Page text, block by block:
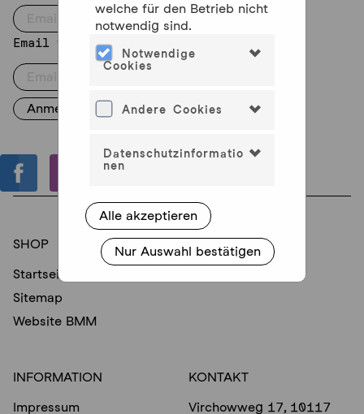
welche für den Betrieb nicht
notwendig sind.
Notwendige
Cookies
Andere Cookies
Datenschutzinformatio
nen
Alle akzeptieren
Nur Auswahl bestätigen
Email wiederholen
SHOP
Startseite
Sitemap
Website BMM
SERVICE
INFORMATION
Impressum
KONTAKT
Virchowweg 17, 10117